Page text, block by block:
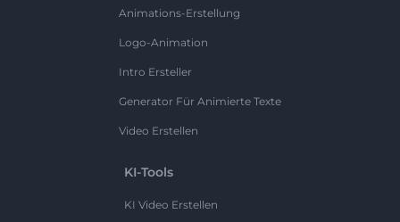
Animations-Erstellung
Logo-Animation
Intro Ersteller
Generator Für Animierte Texte
Video Erstellen
KI-Tools
KI Video Erstellen